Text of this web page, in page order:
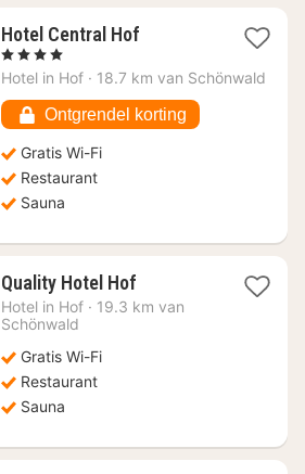
Hotel Central Hof1
vanaf
129,04
, 4 Sterren
Hotel in Hof · 18.7 km van Schönwald
Ontgrendel korting
Gratis Wi-Fi
Restaurant
Sauna
Quality Hotel Hof1
nacht
Hotel in Hof · 19.3 km van
Schönwald
Gratis Wi-Fi
Restaurant
Sauna